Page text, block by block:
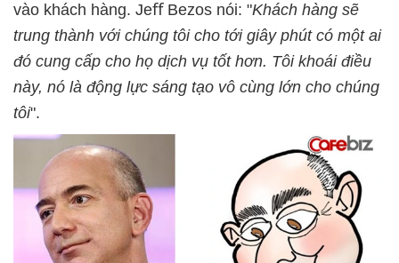
vào khách hàng. Jeﬀ Bezos nói: "Khách hàng sẽ
trung thành với chúng tôi cho tới giây phút có một ai
đó cung cấp cho họ dịch vụ tốt hơn. Tôi khoái điều
này, nó là động lực sáng tạo vô cùng lớn cho chúng
tôi".